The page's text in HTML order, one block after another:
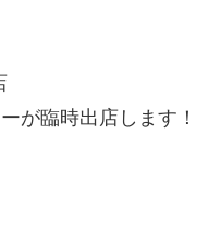
が臨時出店します！